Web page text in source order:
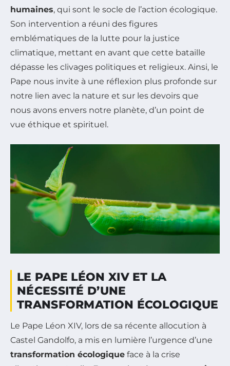
humaines, qui sont le socle de l’action écologique.
Son intervention a réuni des figures
emblématiques de la lutte pour la justice
climatique, mettant en avant que cette bataille
dépasse les clivages politiques et religieux. Ainsi, le
Pape nous invite à une réflexion plus profonde sur
notre lien avec la nature et sur les devoirs que
nous avons envers notre planète, d’un point de
vue éthique et spirituel.
LE PAPE LÉON XIV ET LA
NÉCESSITÉ D’UNE
TRANSFORMATION ÉCOLOGIQUE
Le Pape Léon XIV, lors de sa récente allocution à
Castel Gandolfo, a mis en lumière l’urgence d’une
transformation écologique face à la crise